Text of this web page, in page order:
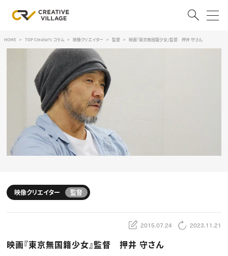
ログイン
クリエイター求人を探す
CREATIVE JOB求人検索
特集求人
採用説明会
スキルアップしたい！
デザイン
編集・ライティング
マーケティング
TOP Creator’s コラム
Webクリエイター
アプリクリエイター
セミナー
HOME TOP Creator's コラム 映像クリエイター 監督 映画『東京無国籍少女』監督 押井 守さん
映像クリエイター 監督
2015.07.24 2023.11.21
映画『東京無国籍少女』監督 押井 守さん